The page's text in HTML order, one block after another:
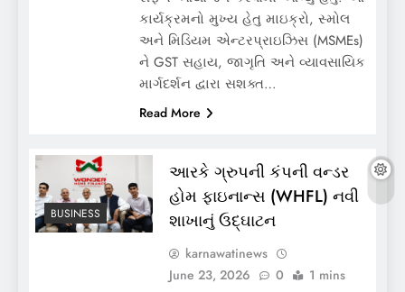
કાર્યક્રમનો મુખ્ય હેતુ માઇક્રો, સ્મોલ
અને મિડિયમ એન્ટરપ્રાઇઝિસ (MSMEs)
ને GST સહાય, જાગૃતિ અને વ્યાવસાયિક
માર્ગદર્શન દ્વારા સશક્ત…
Read More
BUSINESS
આરકે ગ્રુપની કંપની વન્ડર
હોમ ફાઇનાન્સ (WHFL) નવી
શાખાનું ઉદ્ઘાટન
karnawatinews
June 23, 2026
0 1 mins